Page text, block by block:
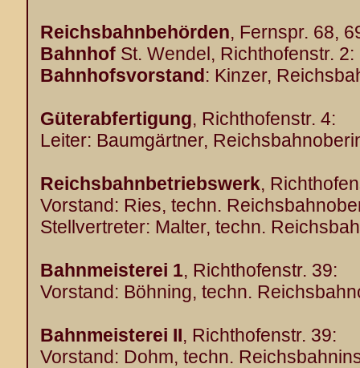
Reichsbahnbehörden, Fernspr. 68,
Bahnhof St. Wendel, Richthofenstr. 2:
Bahnhofsvorstand: Kinzer,
Güterabfertigung, Richthofenstr. 4:
Leiter: Baumgärtner,
Reichsbahnbetriebswerk,
Vorstand: Ries, techn.
Stellvertreter: Malter, techn.
Bahnmeisterei 1, Richthofenstr. 39:
Vorstand: Böhning, techn.
Bahnmeisterei II, Richthofenstr. 39:
Vorstand: Dohm, techn.